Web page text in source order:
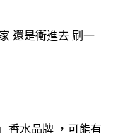
還是衝進去 刷一
香水品牌 ，可能有